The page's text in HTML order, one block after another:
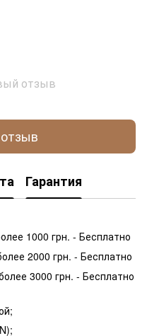
отзыв
Гарантия
1000 грн. - Бесплатно
2000 грн. - Бесплатно
3000 грн. - Бесплатно